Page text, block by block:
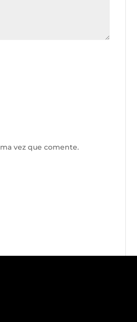
vez que comente.